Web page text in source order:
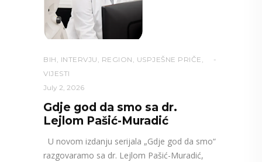
BIH , INTERVJU , REGION , USPJEŠNE PRIČE ,
VIJESTI
July 2, 2026
Gdje god da smo sa dr.
Lejlom Pašić-Muradić
U novom izdanju serijala „Gdje god da smo“
razgovaramo sa dr. Lejlom Pašić-Muradić,